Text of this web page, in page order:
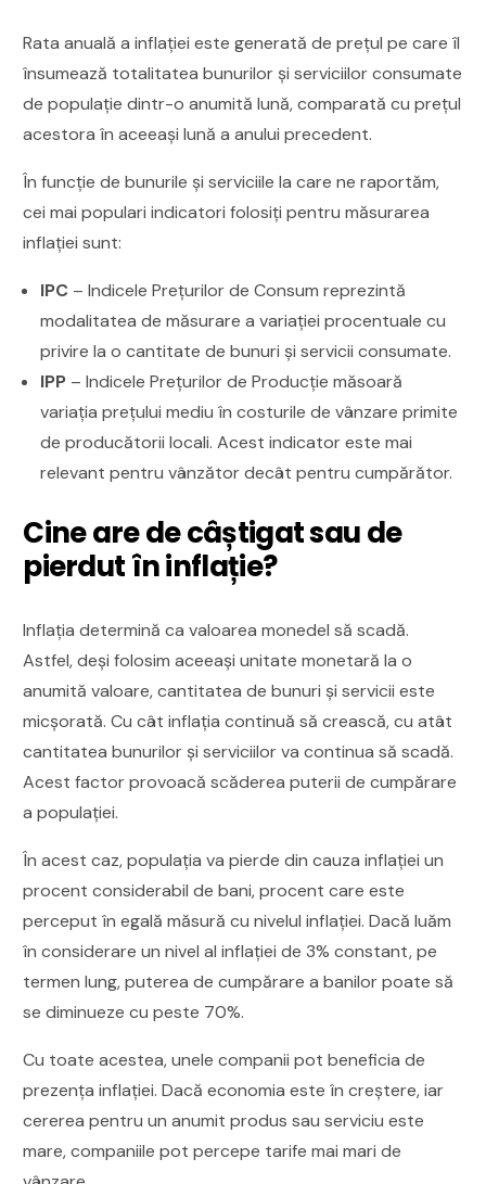
Rata anuală a inflației este generată de prețul pe care îl
însumează totalitatea bunurilor și serviciilor consumate
de populație dintr-o anumită lună, comparată cu prețul
acestora în aceeași lună a anului precedent.
În funcție de bunurile și serviciile la care ne raportăm,
cei mai populari indicatori folosiți pentru măsurarea
inflației sunt:
IPC – Indicele Prețurilor de Consum reprezintă
modalitatea de măsurare a variației procentuale cu
privire la o cantitate de bunuri și servicii consumate.
IPP – Indicele Prețurilor de Producție măsoară
variația prețului mediu în costurile de vânzare primite
de producătorii locali. Acest indicator este mai
relevant pentru vânzător decât pentru cumpărător.
Cine are de câștigat sau de
pierdut în inflație?
Inflația determină ca valoarea monedeI să scadă.
Astfel, deși folosim aceeași unitate monetară la o
anumită valoare, cantitatea de bunuri și servicii este
micșorată. Cu cât inflația continuă să crească, cu atât
cantitatea bunurilor și serviciilor va continua să scadă.
Acest factor provoacă scăderea puterii de cumpărare
a populației.
În acest caz, populația va pierde din cauza inflației un
procent considerabil de bani, procent care este
perceput în egală măsură cu nivelul inflației. Dacă luăm
în considerare un nivel al inflației de 3% constant, pe
termen lung, puterea de cumpărare a banilor poate să
se diminueze cu peste 70%.
Cu toate acestea, unele companii pot beneficia de
prezența inflației. Dacă economia este în creștere, iar
cererea pentru un anumit produs sau serviciu este
mare, companiile pot percepe tarife mai mari de